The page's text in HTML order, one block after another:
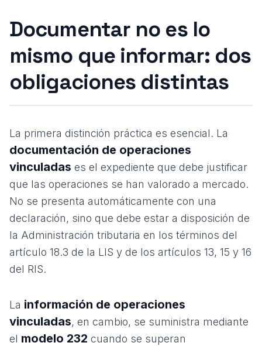
Documentar no es lo
mismo que informar: dos
obligaciones distintas
La primera distinción práctica es esencial. La
documentación de operaciones
vinculadas es el expediente que debe justificar
que las operaciones se han valorado a mercado.
No se presenta automáticamente con una
declaración, sino que debe estar a disposición de
la Administración tributaria en los términos del
artículo 18.3 de la LIS y de los artículos 13, 15 y 16
del RIS.
La información de operaciones
vinculadas, en cambio, se suministra mediante
el modelo 232 cuando se superan